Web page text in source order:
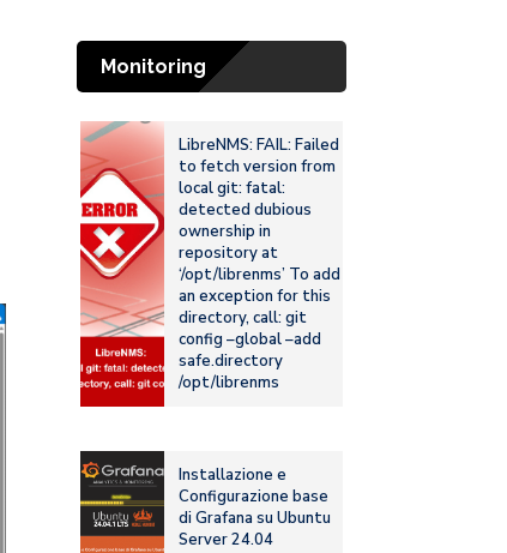
Monitoring
LibreNMS: FAIL: Failed
to fetch version from
local git: fatal:
detected dubious
ownership in
repository at
‘/opt/librenms’ To add
an exception for this
directory, call: git
config –global –add
safe.directory
/opt/librenms
Installazione e
Configurazione base
di Grafana su Ubuntu
Server 24.04